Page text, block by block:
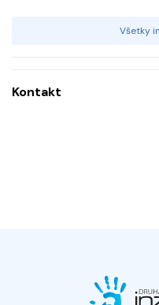
Všetky
Kontakt